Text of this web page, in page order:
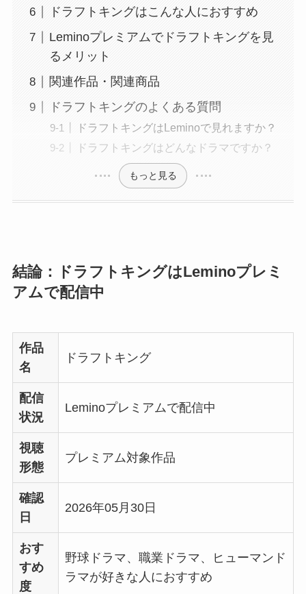
ドラフトキングはこんな人におすすめ
Leminoプレミアムでドラフトキングを見
るメリット
関連作品・関連商品
ドラフトキングのよくある質問
ドラフトキングはLeminoで見れますか？
ドラフトキングはどんなドラマですか？
もっと見る
結論：ドラフトキングはLeminoプレミ
アムで配信中
作品
名
ドラフトキング
配信
状況
Leminoプレミアムで配信中
視聴
形態
プレミアム対象作品
確認
日
2026年05月30日
おす
すめ
度
野球ドラマ、職業ドラマ、ヒューマンド
ラマが好きな人におすすめ